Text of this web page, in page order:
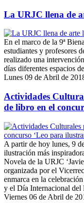
La URJC llena de
En el marco de la 9ª
estudiantes y profesores
realizado una
días diferentes espacios
Lunes 09 de Abril de
Actividades
de libro en el
A partir de hoy lunes, 9
ilustración más
Novela de la URJC
organizada por el
enmarca en la
y el Día Internacional del
Viernes 06 de Abril de